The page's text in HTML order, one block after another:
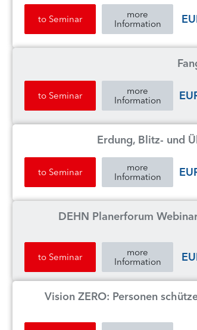
more
Information
to Seminar
more
Information
to Seminar
Erdung, Blitz- und
more
Information
to Seminar
DEHN Planerforum
more
Information
to Seminar
Vision ZERO: Personen